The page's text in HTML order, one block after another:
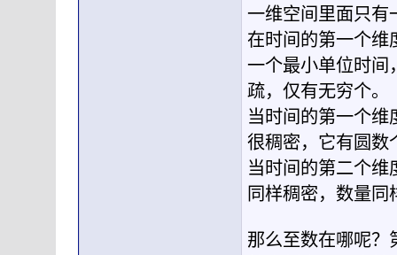
一维空间里面只有
在时间的第一个维
一个最小单位时间
疏，仅有无穷个。
当时间的第一个维
很稠密，它有圆数
当时间的第二个维
同样稠密，数量同
那么至数在哪呢？